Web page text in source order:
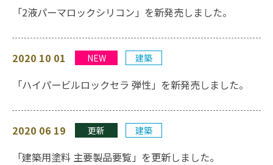
「2液パーマロックシリコン」を新発売しました。
2020 10 01 NEW 建築
「ハイパービルロックセラ 弾性」を新発売しました。
2020 06 19 更新 建築
「建築用塗料 主要製品要覧」を更新しました。